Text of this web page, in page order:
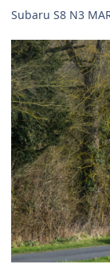
Subaru S8 N3